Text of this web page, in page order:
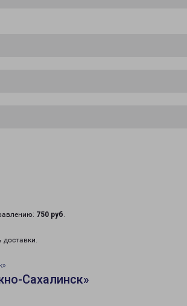
750 руб.
доставки.
Сахалинск»